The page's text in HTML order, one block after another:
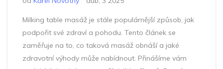
Milking table masáž je stále populárnější způsob, jak
podpořit své zdraví a pohodu. Tento článek se
zaměřuje na to, co taková masáž obnáší a jaké
zdravotní výhody může nabídnout. Přinášíme vám